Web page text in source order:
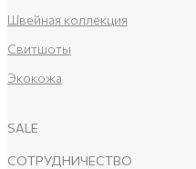
Швейная коллекция
Свитшоты
Экокожа
SALE
СОТРУДНИЧЕСТВО